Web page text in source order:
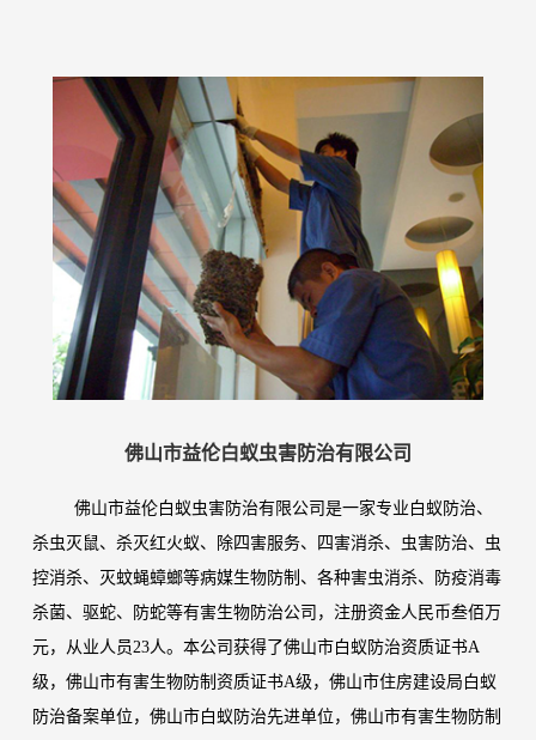
佛山市益伦白蚁虫害防治有限公司
佛山市益伦白蚁虫害防治有限公司是一家专业白蚁防治、
杀虫灭鼠、杀灭红火蚁、除四害服务、四害消杀、虫害防治、虫
控消杀、灭蚊蝇蟑螂等病媒生物防制、各种害虫消杀、防疫消毒
杀菌、驱蛇、防蛇等有害生物防治公司，注册资金人民币叁佰万
元，从业人员23人。本公司获得了佛山市白蚁防治资质证书A
级，佛山市有害生物防制资质证书A级，佛山市住房建设局白蚁
防治备案单位，佛山市白蚁防治先进单位，佛山市有害生物防制